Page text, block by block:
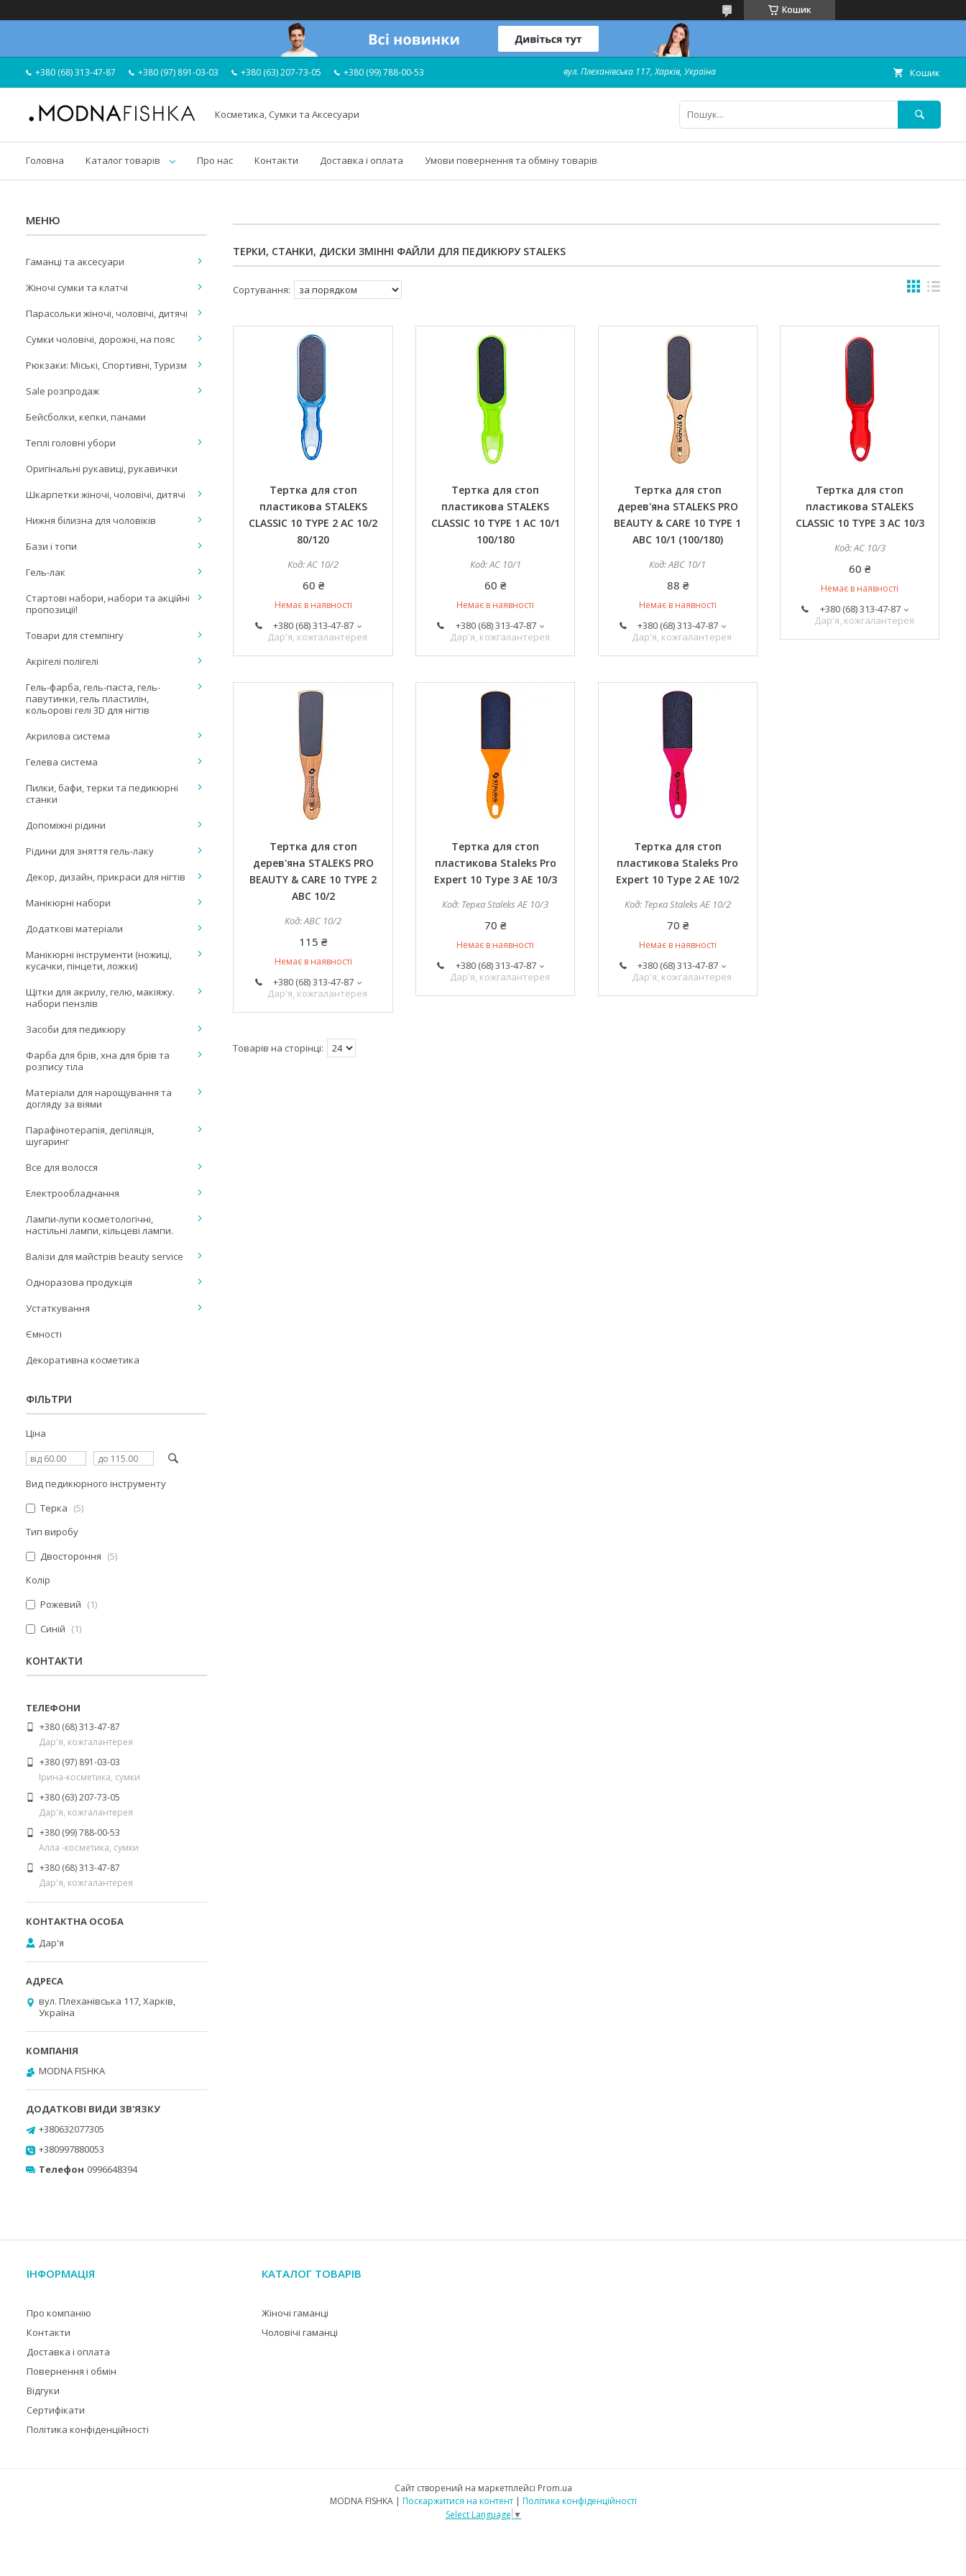
Кошик
+380 (68) 313-47-87 +380 (97) 891-03-03 +380 (63) 207-73-05 +380 (99) 788-00-53 вул. Плеханівська 117, Харків, Україна Кошик
Косметика, Сумки та Аксесуари
Головна Каталог товарів Про нас Контакти Доставка і оплата Умови повернення та обміну товарів
ТЕРКИ, СТАНКИ, ДИСКИ ЗМІННІ ФАЙЛИ ДЛЯ ПЕДИКЮРУ STALEKS
Тертка для стоп
пластикова STALEKS
CLASSIC 10 TYPE 2 AC 10/2
80/120
AC 10/2
60 ₴
Немає в наявності
+380 (68) 313-47-87
Дар'я, кожгалантерея
Тертка для стоп
пластикова STALEKS
CLASSIC 10 TYPE 1 AC 10/1
100/180
AC 10/1
60 ₴
Немає в наявності
+380 (68) 313-47-87
Дар'я, кожгалантерея
Тертка для стоп
дерев'яна STALEKS PRO
BEAUTY & CARE 10 TYPE 1
ABC 10/1 (100/180)
ABC 10/1
88 ₴
Немає в наявності
+380 (68) 313-47-87
Дар'я, кожгалантерея
Тертка для стоп
пластикова STALEKS
CLASSIC 10 TYPE 3 AC 10/3
AC 10/3
60 ₴
Немає в наявності
+380 (68) 313-47-87
Дар'я, кожгалантерея
Тертка для стоп
дерев'яна STALEKS PRO
BEAUTY & CARE 10 TYPE 2
ABC 10/2
ABC 10/2
115 ₴
Немає в наявності
+380 (68) 313-47-87
Дар'я, кожгалантерея
Тертка для стоп
пластикова Staleks Pro
Expert 10 Type 3 AE 10/3
Терка Staleks AE 10/3
70 ₴
Немає в наявності
+380 (68) 313-47-87
Дар'я, кожгалантерея
Тертка для стоп
пластикова Staleks Pro
Expert 10 Type 2 AE 10/2
Терка Staleks AE 10/2
70 ₴
Немає в наявності
+380 (68) 313-47-87
Дар'я, кожгалантерея
Гаманці та аксесуари
Жіночі сумки та клатчі
Парасольки жіночі, чоловічі, дитячі
Сумки чоловічі, дорожні, на пояс
Рюкзаки: Міські, Спортивні, Туризм
Sale розпродаж
Бейсболки, кепки, панами
Теплі головні убори
Оригінальні рукавиці, рукавички
Шкарпетки жіночі, чоловічі, дитячі
Нижня білизна для чоловіків
Бази і топи
Гель-лак
Стартові набори, набори та акційні
пропозиції!
Товари для стемпінгу
Акрігелі полігелі
Гель-фарба, гель-паста, гель-
павутинки, гель пластилін,
кольорові гелі 3D для нігтів
Акрилова система
Гелева система
Пилки, бафи, терки та педикюрні
станки
Допоміжні рідини
Рідини для зняття гель-лаку
Декор, дизайн, прикраси для нігтів
Манікюрні набори
Додаткові матеріали
Манікюрні інструменти (ножиці,
кусачки, пінцети, ложки)
Щітки для акрилу, гелю, макіяжу.
набори пензлів
Засоби для педикюру
Фарба для брів, хна для брів та
розпису тіла
Матеріали для нарощування та
догляду за віями
Парафінотерапія, депіляція,
шугаринг
Все для волосся
Електрообладнання
Лампи-лупи косметологічні,
настільні лампи, кільцеві лампи.
Валізи для майстрів beauty service
Одноразова продукція
Устаткування
Ємності
Декоративна косметика
ФІЛЬТРИ
Ціна
Вид педикюрного інструменту
Терка
5
Тип виробу
Двостороння
5
Колір
Рожевий
1
Синій
1
КОНТАКТИ
+380 (68) 313-47-87
Дар'я, кожгалантерея
+380 (97) 891-03-03
Ірина-косметика, сумки
+380 (63) 207-73-05
Дар'я, кожгалантерея
+380 (99) 788-00-53
Алла -косметика, сумки
+380 (68) 313-47-87
Дар'я, кожгалантерея
Дар'я
вул. Плеханівська 117, Харків,
Україна
MODNA FISHKA
+380632077305
+380997880053
Телефон 0996648394
ІНФОРМАЦІЯ
Про компанію
Контакти
Доставка і оплата
Повернення і обмін
Відгуки
Сертифікати
Політика конфіденційності
КАТАЛОГ ТОВАРІВ
Жіночі гаманці
Чоловічі гаманці
Сайт створений на маркетплейсі Prom.ua
MODNA FISHKA | Поскаржитися на контент | Політика конфіденційності
Select Language ▼